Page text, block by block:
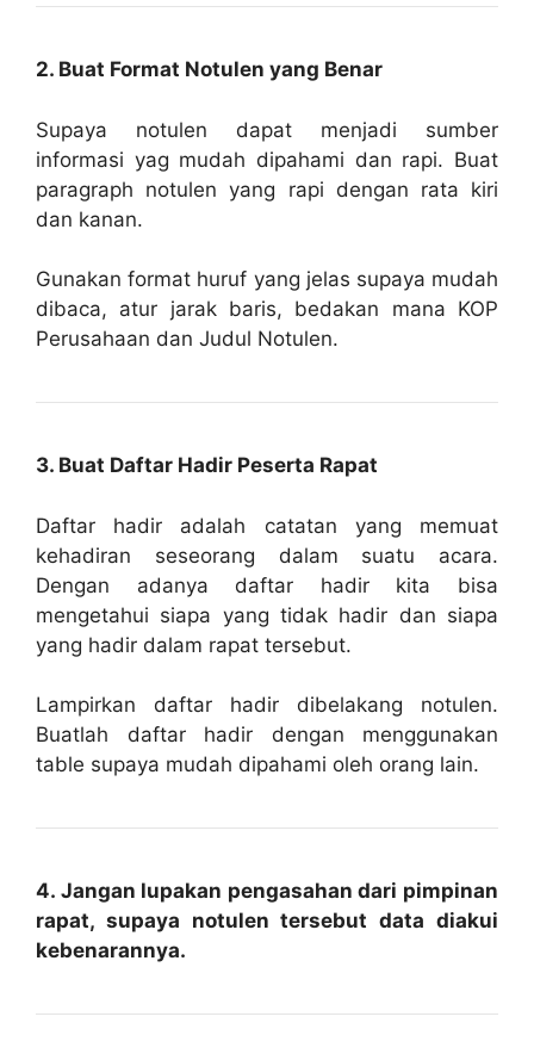
2. Buat Format Notulen yang Benar
Supaya notulen dapat menjadi sumber
informasi yag mudah dipahami dan rapi. Buat
paragraph notulen yang rapi dengan rata kiri
dan kanan.
Gunakan format huruf yang jelas supaya mudah
dibaca, atur jarak baris, bedakan mana KOP
Perusahaan dan Judul Notulen.
3. Buat Daftar Hadir Peserta Rapat
Daftar hadir adalah catatan yang memuat
kehadiran seseorang dalam suatu acara.
Dengan adanya daftar hadir kita bisa
mengetahui siapa yang tidak hadir dan siapa
yang hadir dalam rapat tersebut.
Lampirkan daftar hadir dibelakang notulen.
Buatlah daftar hadir dengan menggunakan
table supaya mudah dipahami oleh orang lain.
4. Jangan lupakan pengasahan dari pimpinan
rapat, supaya notulen tersebut data diakui
kebenarannya.